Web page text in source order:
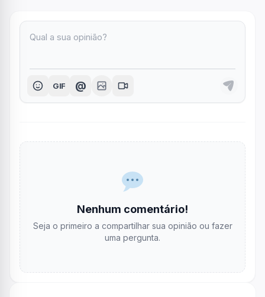
GIF @
Nenhum comentário!
Seja o primeiro a compartilhar sua opinião ou fazer
uma pergunta.